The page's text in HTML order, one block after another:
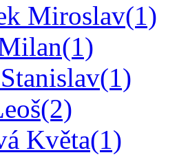
Miroslav(1)
(1)
(1)
(2)
Květa(1)